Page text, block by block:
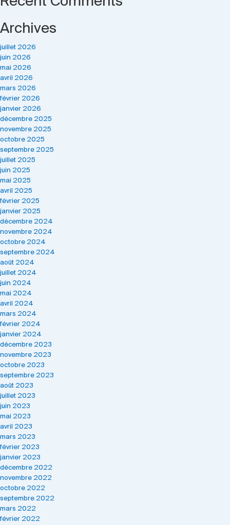
Archives
juillet 2026
juin 2026
mai 2026
avril 2026
mars 2026
février 2026
janvier 2026
décembre 2025
novembre 2025
octobre 2025
septembre 2025
juillet 2025
juin 2025
mai 2025
avril 2025
février 2025
janvier 2025
décembre 2024
novembre 2024
octobre 2024
septembre 2024
août 2024
juillet 2024
juin 2024
mai 2024
avril 2024
mars 2024
février 2024
janvier 2024
décembre 2023
novembre 2023
octobre 2023
septembre 2023
août 2023
juillet 2023
juin 2023
mai 2023
avril 2023
mars 2023
février 2023
janvier 2023
décembre 2022
novembre 2022
octobre 2022
septembre 2022
mars 2022
février 2022